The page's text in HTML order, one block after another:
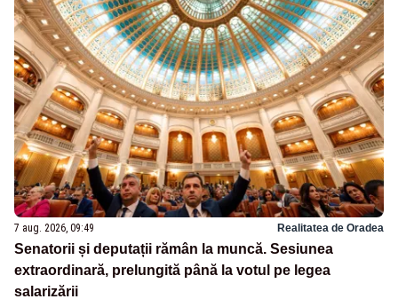
7 aug. 2026, 09:49 Realitatea de Oradea
Senatorii și deputații rămân la muncă. Sesiunea
extraordinară, prelungită până la votul pe legea
salarizării